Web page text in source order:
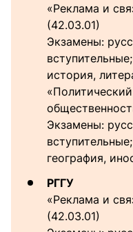
«Реклама и
(42.03.01)
Экзамены:
история,
Экзамены:
география,
РГГУ
«Реклама и
(42.03.01)